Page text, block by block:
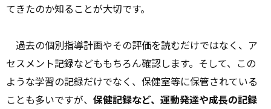
てきたのか知ることが大切です。
過去の個別指導計画やその評価を読むだけではなく、ア
セスメント記録などももちろん確認します。そして、この
ような学習の記録だけでなく、保健室等に保管されている
ことも多いですが、 保健記録など、運動発達や成長の記録